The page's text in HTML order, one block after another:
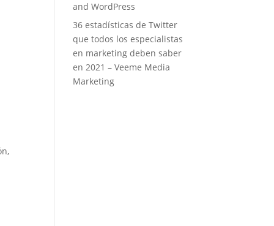
and WordPress
36 estadísticas de Twitter
que todos los especialistas
en marketing deben saber
en 2021 – Veeme Media
Marketing